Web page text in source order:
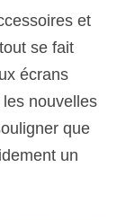
et
se fait
écrans
nouvelles
que
un